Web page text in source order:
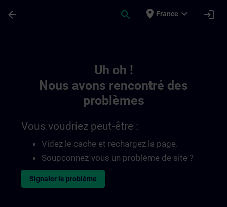
arrow_back search place France expand_more login
Uh oh !
Nous avons rencontré des
problèmes
Vous voudriez peut-être :
Videz le cache et rechargez la page.
Soupçonnez-vous un problème de site ?
Signaler le problème